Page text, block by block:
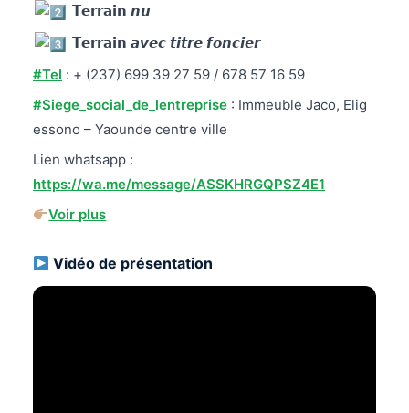
𝗧𝗲𝗿𝗿𝗮𝗶𝗻 𝙣𝙪
𝗧𝗲𝗿𝗿𝗮𝗶𝗻 𝙖𝙫𝙚𝙘 𝙩𝙞𝙩𝙧𝙚 𝙛𝙤𝙣𝙘𝙞𝙚𝙧
#Tel : + (237) 699 39 27 59 / 678 57 16 59
#Siege_social_de_lentreprise : Immeuble Jaco, Elig
essono – Yaounde centre ville
Lien whatsapp :
https://wa.me/message/ASSKHRGQPSZ4E1
Voir plus
Vidéo de présentation